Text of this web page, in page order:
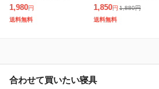
くら マクラ いびき防止
快眠枕 洗える 安眠 安
1,980円
送料無料
団 肌かけ 肌掛け 夏ふ
とん 掛け布団 掛布団
1,850円 1,880円
送料無料
合わせて買いたい寝具